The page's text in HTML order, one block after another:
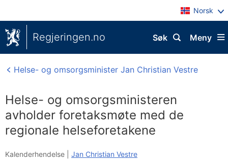
Norsk
Regjeringen.no Meny
Søk
Helse- og omsorgsminister Jan Christian Vestre
Helse- og omsorgsministeren
avholder foretaksmøte med de
regionale helseforetakene
Kalenderhendelse | Jan Christian Vestre